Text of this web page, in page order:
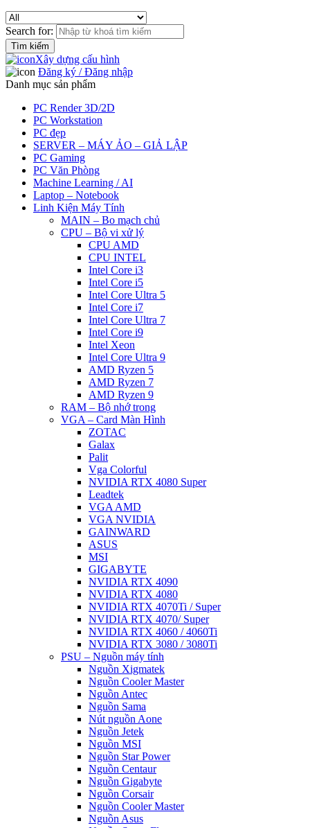
Search for:
Xây dựng cấu hình
Đăng ký / Đăng nhập
Danh mục sản phẩm
PC Render 3D/2D
PC Workstation
PC đẹp
SERVER – MÁY ẢO – GIẢ LẬP
PC Gaming
PC Văn Phòng
Machine Learning / AI
Laptop – Notebook
Linh Kiện Máy Tính
MAIN – Bo mạch chủ
CPU – Bộ vi xử lý
CPU AMD
CPU INTEL
Intel Core i3
Intel Core i5
Intel Core Ultra 5
Intel Core i7
Intel Core Ultra 7
Intel Core i9
Intel Xeon
Intel Core Ultra 9
AMD Ryzen 5
AMD Ryzen 7
AMD Ryzen 9
RAM – Bộ nhớ trong
VGA – Card Màn Hình
ZOTAC
Galax
Palit
Vga Colorful
NVIDIA RTX 4080 Super
Leadtek
VGA AMD
VGA NVIDIA
GAINWARD
ASUS
MSI
GIGABYTE
NVIDIA RTX 4090
NVIDIA RTX 4080
NVIDIA RTX 4070Ti / Super
NVIDIA RTX 4070/ Super
NVIDIA RTX 4060 / 4060Ti
NVIDIA RTX 3080 / 3080Ti
PSU – Nguồn máy tính
Nguồn Xigmatek
Nguồn Cooler Master
Nguồn Antec
Nguồn Sama
Nút nguồn Aone
Nguồn Jetek
Nguồn MSI
Nguồn Star Power
Nguồn Centaur
Nguồn Gigabyte
Nguồn Corsair
Nguồn Cooler Master
Nguồn Asus